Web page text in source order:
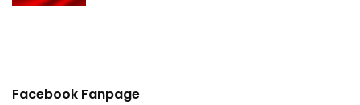
Facebook Fanpage